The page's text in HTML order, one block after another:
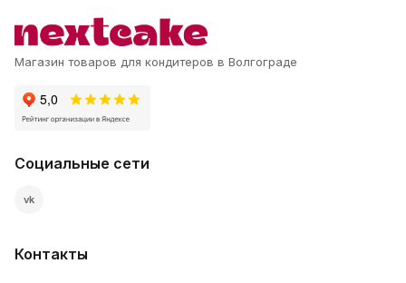
Магазин товаров для кондитеров в Волгограде
Социальные сети
vk
Контакты